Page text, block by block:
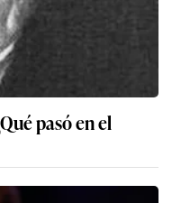
pasó en el